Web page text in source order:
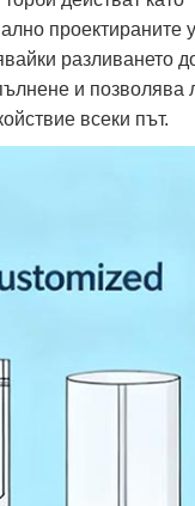
проектираните
разливането
и позволява
всеки път.